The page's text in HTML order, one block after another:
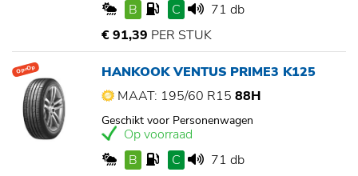
B
C
71 db
€ 91,39 PER STUK
Op=Op
HANKOOK VENTUS PRIME3 K125
MAAT: 195/60 R15 88H
Geschikt voor Personenwagen
Op voorraad
B
C
71 db